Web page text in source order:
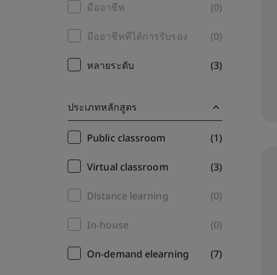
มืออาชีพ (0)
มืออาชีพที่ได้การรับรอง (0)
หลายระดับ (3)
ประเภทหลักสูตร
Training
filter
Public classroom (1)
Virtual classroom (3)
Distance learning (0)
In-house (0)
On-demand elearning (7)